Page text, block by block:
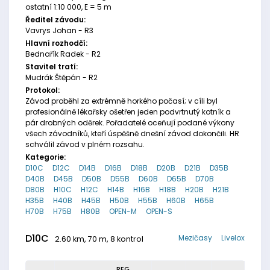
ostatní 1:10 000, E = 5 m
Ředitel závodu:
Vavrys Johan - R3
Hlavní rozhodčí:
Bednařík Radek - R2
Stavitel tratí:
Mudrák Štěpán - R2
Protokol:
Závod proběhl za extrémně horkého počasí; v cíli byl
profesionálně lékařsky ošetřen jeden podvrtnutý kotník a
pár drobných oděrek. Pořadatelé oceňují podané výkony
všech závodníků, kteří úspěšně dnešní závod dokončili. HR
schválil závod v plném rozsahu.
Kategorie:
D10C
D12C D14B D16B D18B D20B D21B
D35B
D40B
D45B D50B D55B D60B D65B
D70B
D80B
H10C H12C H14B H16B H18B H20B
H21B
H35B
H40B H45B H50B H55B H60B
H65B
H70B
H75B H80B OPEN-M OPEN-S
D10C 2.60 km, 70 m, 8 kontrol Livelox
Mezičasy